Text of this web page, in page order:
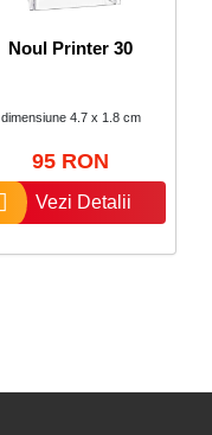
Noul Printer 30
dimensiune 4.7 x 1.8 cm
95 RON
Vezi Detalii